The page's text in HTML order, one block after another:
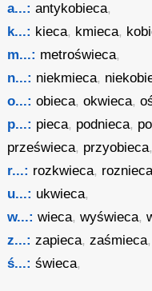
a...: antykobieca,
k...: kieca, kmieca,
m...: metroświeca,
n...: niekmieca,
o...: obieca,okwieca,
p...: pieca, podnieca,
prześwieca, przyobieca,
r...: rozkwieca,
u...: ukwieca,
w...: wieca,wyświeca,
z...: zapieca,zaśmieca
ś...: świeca,